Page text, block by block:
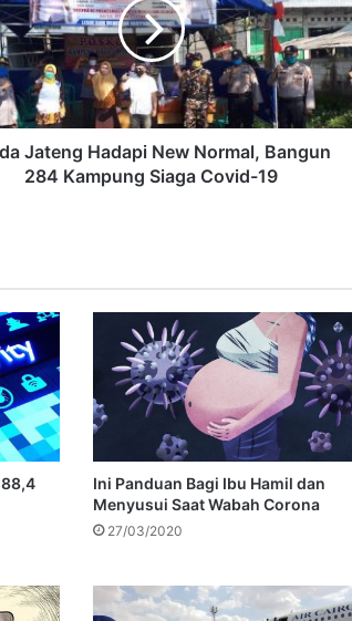
Jateng Hadapi New Normal, Bangun
284 Kampung Siaga Covid-19
Ini Panduan Bagi Ibu Hamil dan
Menyusui Saat Wabah Corona
27/03/2020